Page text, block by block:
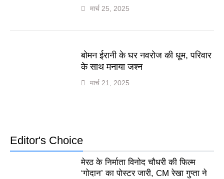
मार्च 25, 2025
बोमन ईरानी के घर नवरोज की धूम, परिवार
के साथ मनाया जश्न
मार्च 21, 2025
Editor's Choice
मेरठ के निर्माता विनोद चौधरी की फिल्म
‘गोदान’ का पोस्टर जारी, CM रेखा गुप्ता ने